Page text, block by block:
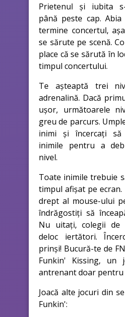
Prietenul și iubita
până peste cap.
termine concertul,
se sărute pe scenă.
place că se sărută în
timpul concertului.
Te așteaptă trei
adrenalină. Dacă
ușor, următoarele
greu de parcurs.
inimi și încercați
inimile pentru a
nivel.
Toate inimile trebuie
timpul afișat pe
drept al mouse-ului
îndrăgostiți să
Nu uitați, colegii
deloc iertători.
prinși! Bucură-te de
Funkin' Kissing, un
antrenant doar pentru
Joacă alte jocuri din
Funkin':